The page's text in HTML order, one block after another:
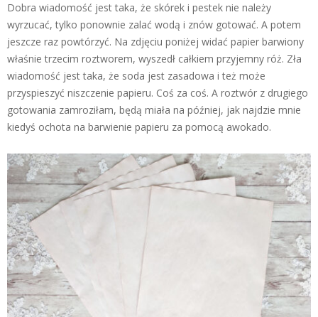
Dobra wiadomość jest taka, że skórek i pestek nie należy
wyrzucać, tylko ponownie zalać wodą i znów gotować. A potem
jeszcze raz powtórzyć. Na zdjęciu poniżej widać papier barwiony
właśnie trzecim roztworem, wyszedł całkiem przyjemny róż. Zła
wiadomość jest taka, że soda jest zasadowa i też może
przyspieszyć niszczenie papieru. Coś za coś. A roztwór z drugiego
gotowania zamroziłam, będą miała na później, jak najdzie mnie
kiedyś ochota na barwienie papieru za pomocą awokado.